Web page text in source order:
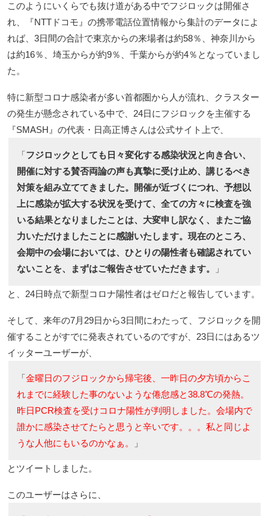
このようにいくらでも抜け道がある中でフジロックは開催さ
れ、『NTTドコモ』の携帯電話位置情報から集計のデータによ
れば、3日間の合計で東京からの来場者は約58％、神奈川から
は約16％、埼玉からが約9％、千葉からが約4％となっていまし
た。
特に新型コロナ感染者が多い首都圏から人が流れ、クラスター
の発生が懸念されている中で、24日にフジロックを主催する
『SMASH』の代表・日高正博さんは公式サイト上で、
「フジロックとしても日々変化する感染状況と向き合い、
開催に対する賛否両論の声も真摯に受け止め、講じるべき
対策を組み立ててきました。開催が近づくにつれ、予想以
上に感染が拡大する状況を受けて、全ての方々に検査を強
いる結果となりましたことは、大変申し訳なく、またご協
力いただけましたことに感謝いたします。現在のところ、
会期中の会場においては、ひとりの陽性者も確認されてい
ないことを、まずはご報告させていただきます。
」
と、24日時点で新型コロナ陽性者はゼロだと報告しています。
そして、来年の7月29日から3日間にわたって、フジロックを開
催することがすでに発表されているのですが、23日にはあるツ
イッターユーザーが、
「金曜日のフジロックから帰宅後、一昨日の夕方頃からこ
れまでに経験した事のないような倦怠感と38.8℃の発熱。
昨日PCR検査を受けコロナ陽性が判明しました。会場内で
誰かに感染させてたらと思うと辛いです。。。私と同じよ
うな人他にもいるのかなぁ。
」
とツイートしました。
このユーザーはさらに、